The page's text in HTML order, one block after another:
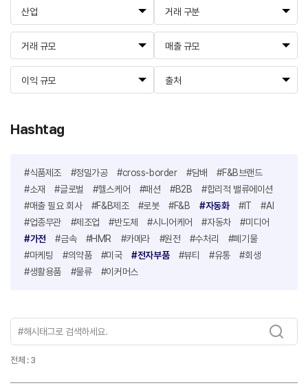
산업 거래 구분
거래 규모 매출 규모
이익 규모 출처
Hashtag
#식품제조 #정밀가공 #cross-border #담배
#F&B브랜드
#소재
#글로벌 #헬스케어 #패션 #B2B
#합리적 밸류에이션
#매출 필요 회사
#F&B제조 #로봇 #F&B #자동화 #IT
#AI
#업종무관
#제조업 #반도체 #시니어케어 #자동차
#미디어
#가전
#금속 #HMR #카메라 #원전 #수처리
#폐기물
#마케팅
#의약품 #미국 #전자부품 #뷰티 #유통
#회생
#생활용품
#물류 #이커머스
전체 : 3